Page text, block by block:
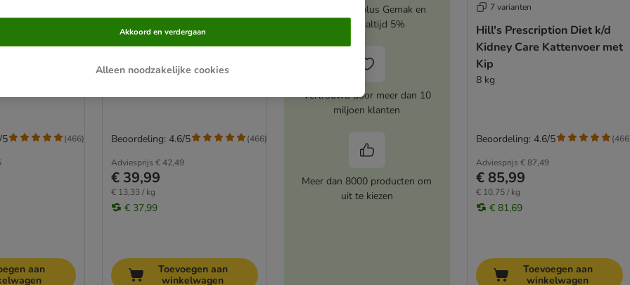
Diet k/d
met
5 (466)
aan
Hill's Prescription Diet k/d
Kidney Care Kattenvoer met
Adviesprijs € 42,49
€ 39,99
€ 13,33 / kg
€ 37,99
Beoordeling: 4.6/5 (466)
Toevoegen aan
winkelwagen
Activeer zooplus Gemak en
bespaar altijd 5%
Vertrouwd door meer dan 10
miljoen klanten
Meer dan 8000 producten om
uit te kiezen
7 varianten
Hill's Prescription Diet k/d
Kidney Care Kattenvoer met
Kip
8 kg
Adviesprijs € 87,49
€ 85,99
€ 10,75 / kg
€ 81,69
Beoordeling: 4.6/5 (466
Toevoegen aan
winkelwagen
Alleen noodzakelijke cookies
Akkoord en verdergaan